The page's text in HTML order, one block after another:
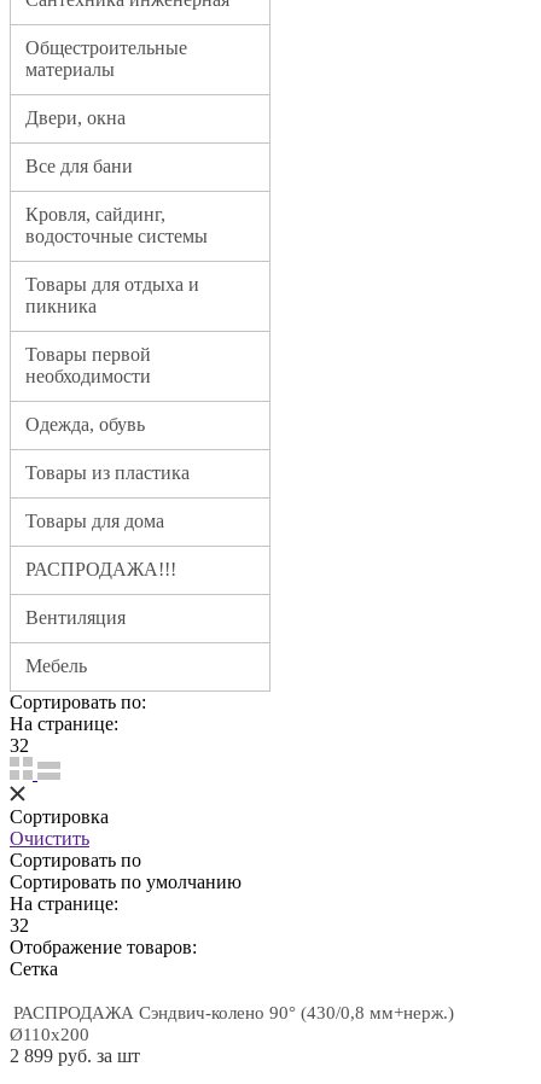
Общестроительные
материалы
Двери, окна
Все для бани
Кровля, сайдинг,
водосточные системы
Товары для отдыха и
пикника
Товары первой
необходимости
Одежда, обувь
Товары из пластика
Товары для дома
РАСПРОДАЖА!!!
Вентиляция
Мебель
Сортировать по:
На странице:
32
Сортировка
Очистить
Сортировать по
Сортировать по умолчанию
На странице:
32
Отображение товаров:
Cетка
РАСПРОДАЖА Сэндвич-колено 90° (430/0,8 мм+нерж.)
Ø110х200
2 899 руб. за шт